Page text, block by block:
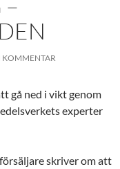
KOMMENTAR
gå ned i vikt genom
experter
skriver om att